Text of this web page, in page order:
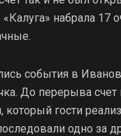
набрала
события в
До перерыва
который гости
одно за